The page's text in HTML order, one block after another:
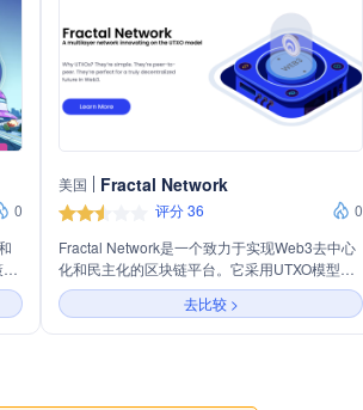
0
美国 Fractal Network
评分 36
0
Fractal Network是一个致力于实现Web3去中心
化和民主化的区块链平台。它采用UTXO模型，
强调简单性、安全性和可扩展性。Fractal支持并
行处理，提高交易效率。其原生代币FRA用于支
付网络费用和进行保密交易。Fractal还提供钱包
去比较 >